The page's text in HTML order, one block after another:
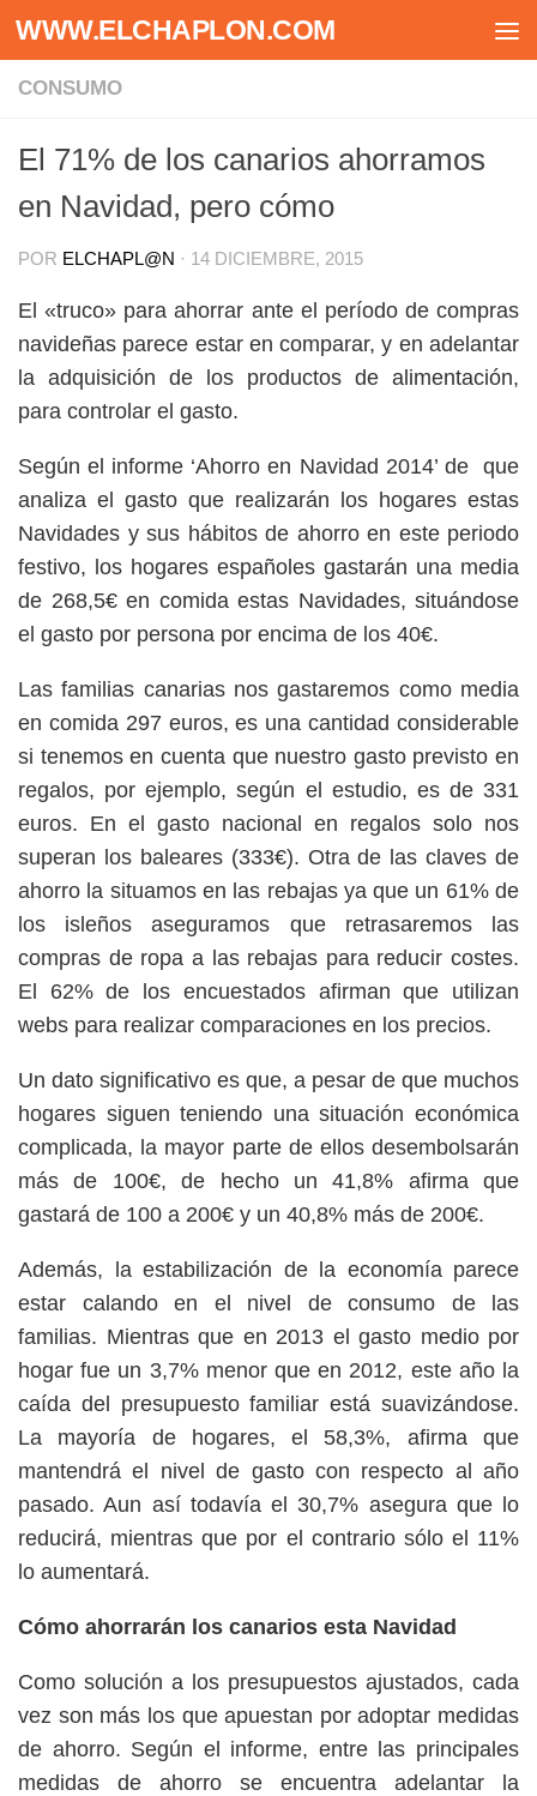
Saltar al contenido
WWW.ELCHAPLON.COM
CONSUMO
El 71% de los canarios ahorramos
en Navidad, pero cómo
POR ELCHAPL@N · 14 DICIEMBRE, 2015
El «truco» para ahorrar ante el período de compras
navideñas parece estar en comparar, y en adelantar
la adquisición de los productos de alimentación,
para controlar el gasto.
Según el informe ‘Ahorro en Navidad 2014’ de que
analiza el gasto que realizarán los hogares estas
Navidades y sus hábitos de ahorro en este periodo
festivo, los hogares españoles gastarán una media
de 268,5€ en comida estas Navidades, situándose
el gasto por persona por encima de los 40€.
Las familias canarias nos gastaremos como media
en comida 297 euros, es una cantidad considerable
si tenemos en cuenta que nuestro gasto previsto en
regalos, por ejemplo, según el estudio, es de 331
euros. En el gasto nacional en regalos solo nos
superan los baleares (333€). Otra de las claves de
ahorro la situamos en las rebajas ya que un 61% de
los isleños aseguramos que retrasaremos las
compras de ropa a las rebajas para reducir costes.
El 62% de los encuestados afirman que utilizan
webs para realizar comparaciones en los precios.
Un dato significativo es que, a pesar de que muchos
hogares siguen teniendo una situación económica
complicada, la mayor parte de ellos desembolsarán
más de 100€, de hecho un 41,8% afirma que
gastará de 100 a 200€ y un 40,8% más de 200€.
Además, la estabilización de la economía parece
estar calando en el nivel de consumo de las
familias. Mientras que en 2013 el gasto medio por
hogar fue un 3,7% menor que en 2012, este año la
caída del presupuesto familiar está suavizándose.
La mayoría de hogares, el 58,3%, afirma que
mantendrá el nivel de gasto con respecto al año
pasado. Aun así todavía el 30,7% asegura que lo
reducirá, mientras que por el contrario sólo el 11%
lo aumentará.
Cómo ahorrarán los canarios esta Navidad
Como solución a los presupuestos ajustados, cada
vez son más los que apuestan por adoptar medidas
de ahorro. Según el informe, entre las principales
medidas de ahorro se encuentra adelantar la